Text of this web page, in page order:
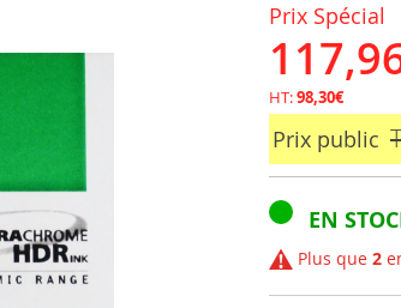
Prix Spécial
HT:98,30€
Prix public
EN
Plus que 2